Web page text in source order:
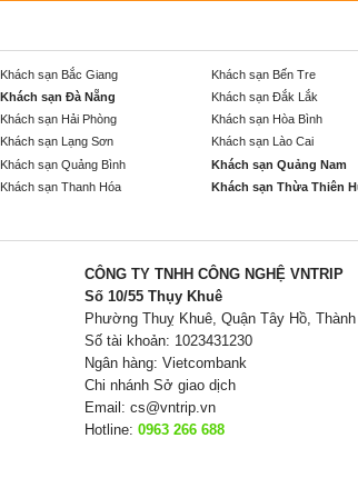
Khách sạn Bắc Giang Khách sạn Bến Tre
Khách sạn Đà Nẵng Khách sạn Đắk Lắk
Khách sạn Hải Phòng Khách sạn Hòa Bình
Khách sạn Lạng Sơn Khách sạn Lào Cai
Khách sạn Quảng Bình Khách sạn Quảng Nam
Khách sạn Thanh Hóa Khách sạn Thừa Thiên
CÔNG TY TNHH CÔNG NGHỆ VNTRIP
Số 10/55 Thụy Khuê
Phường Thuỵ Khuê, Quận Tây Hồ, Thành
Số tài khoản: 1023431230
Ngân hàng: Vietcombank
Chi nhánh Sở giao dịch
Email: cs@vntrip.vn
Hotline: 0963 266 688